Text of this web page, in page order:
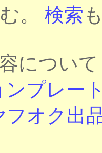
。 検索
につい
ンプレー
フオク出